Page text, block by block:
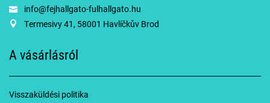
info@fejhallgato-fulhallgato.hu
Termesivy 41, 58001 Havlíčkův Brod
A vásárlásról
Visszaküldési politika